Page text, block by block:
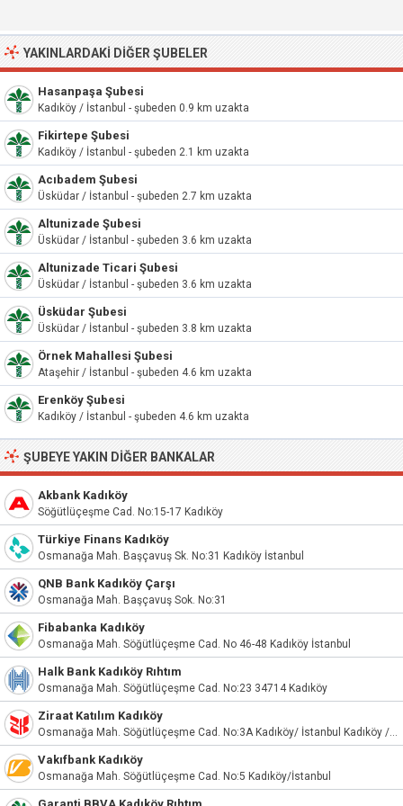
YAKINLARDAKI DIĞER ŞUBELER
Hasanpaşa Şubesi
Kadıköy / İstanbul - şubeden 0.9 km uzakta
Fikirtepe Şubesi
Kadıköy / İstanbul - şubeden 2.1 km uzakta
Acıbadem Şubesi
Üsküdar / İstanbul - şubeden 2.7 km uzakta
Altunizade Şubesi
Üsküdar / İstanbul - şubeden 3.6 km uzakta
Altunizade Ticari Şubesi
Üsküdar / İstanbul - şubeden 3.6 km uzakta
Üsküdar Şubesi
Üsküdar / İstanbul - şubeden 3.8 km uzakta
Örnek Mahallesi Şubesi
Ataşehir / İstanbul - şubeden 4.6 km uzakta
Erenköy Şubesi
Kadıköy / İstanbul - şubeden 4.6 km uzakta
ŞUBEYE YAKIN DIĞER BANKALAR
Akbank Kadıköy
Söğütlüçeşme Cad. No:15-17 Kadıköy
Türkiye Finans Kadıköy
Osmanağa Mah. Başçavuş Sk. No:31 Kadıköy İstanbul
QNB Bank Kadıköy Çarşı
Osmanağa Mah. Başçavuş Sok. No:31
Fibabanka Kadıköy
Osmanağa Mah. Söğütlüçeşme Cad. No 46-48 Kadıköy İstanbul
Halk Bank Kadıköy Rıhtım
Osmanağa Mah. Söğütlüçeşme Cad. No:23 34714 Kadıköy
Ziraat Katılım Kadıköy
Osmanağa Mah. Söğütlüçeşme Cad. No:3A Kadıköy/ İstanbul Kadıköy / İstanbul
Vakıfbank Kadıköy
Osmanağa Mah. Söğütlüçeşme Cad. No:5 Kadıköy/İstanbul